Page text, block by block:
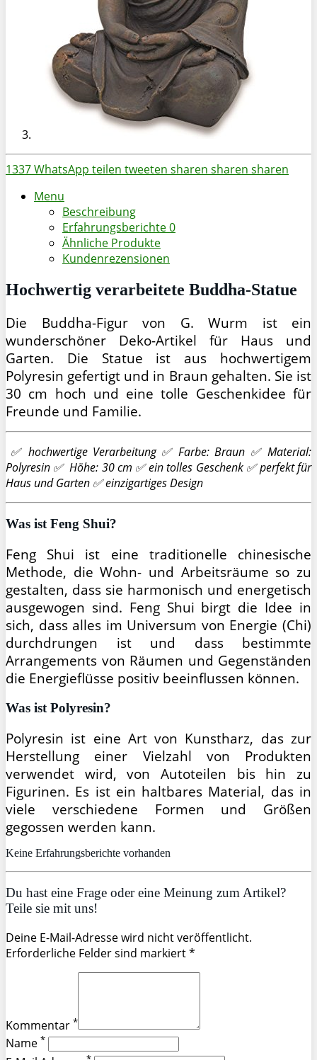
1337WhatsApp teilen tweeten sharen sharen sharen
Menu
Beschreibung
Erfahrungsberichte0
Ähnliche Produkte
Kundenrezensionen
Hochwertig verarbeitete Buddha-Statue
Die Buddha-Figur von G. Wurm ist ein
wunderschöner Deko-Artikel für Haus und
Garten. Die Statue ist aus hochwertigem
Polyresin gefertigt und in Braun gehalten. Sie ist
30 cm hoch und eine tolle Geschenkidee für
Freunde und Familie.
✅ hochwertige Verarbeitung ✅ Farbe: Braun ✅ Material:
Polyresin ✅ Höhe: 30 cm ✅ ein tolles Geschenk ✅ perfekt für
Haus und Garten ✅ einzigartiges Design
Was ist Feng Shui?
Feng Shui ist eine traditionelle chinesische
Methode, die Wohn- und Arbeitsräume so zu
gestalten, dass sie harmonisch und energetisch
ausgewogen sind. Feng Shui birgt die Idee in
sich, dass alles im Universum von Energie (Chi)
durchdrungen ist und dass bestimmte
Arrangements von Räumen und Gegenständen
die Energieflüsse positiv beeinflussen können.
Was ist Polyresin?
Polyresin ist eine Art von Kunstharz, das zur
Herstellung einer Vielzahl von Produkten
verwendet wird, von Autoteilen bis hin zu
Figurinen. Es ist ein haltbares Material, das in
viele verschiedene Formen und Größen
gegossen werden kann.
Keine Erfahrungsberichte vorhanden
Du hast eine Frage oder eine Meinung zum Artikel?
Teile sie mit uns!
Deine E-Mail-Adresse wird nicht veröffentlicht.
Erforderliche Felder sind markiert *
Kommentar *
Name *